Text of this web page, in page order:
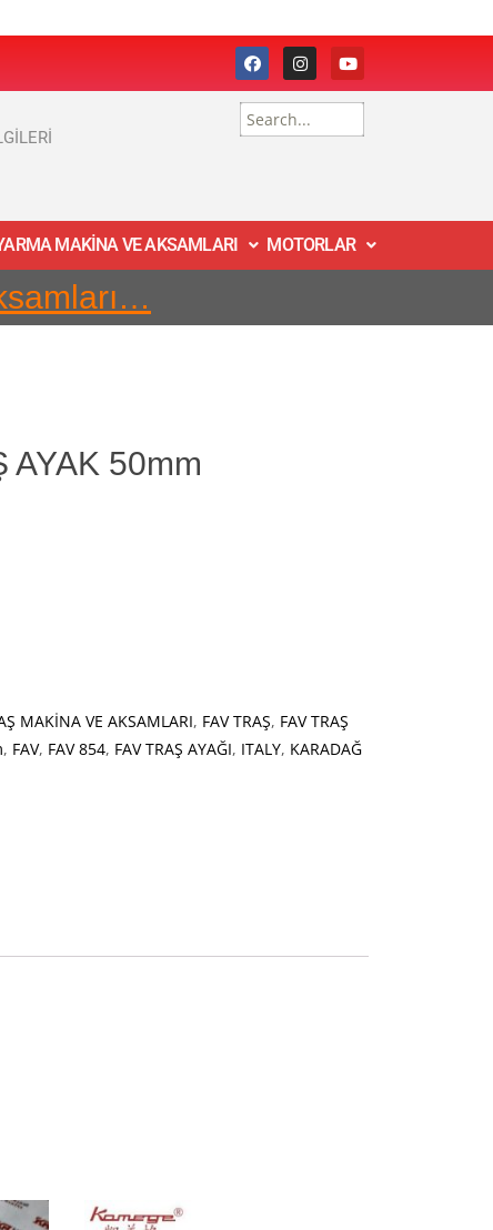
MAKİNA VE AKSAMLARI MOTORLAR
AYAK 50mm
MAKİNA VE AKSAMLARI, FAV TRAŞ, FAV TRAŞ
, FAV, FAV 854, FAV TRAŞ AYAĞI, ITALY, KARADAĞ